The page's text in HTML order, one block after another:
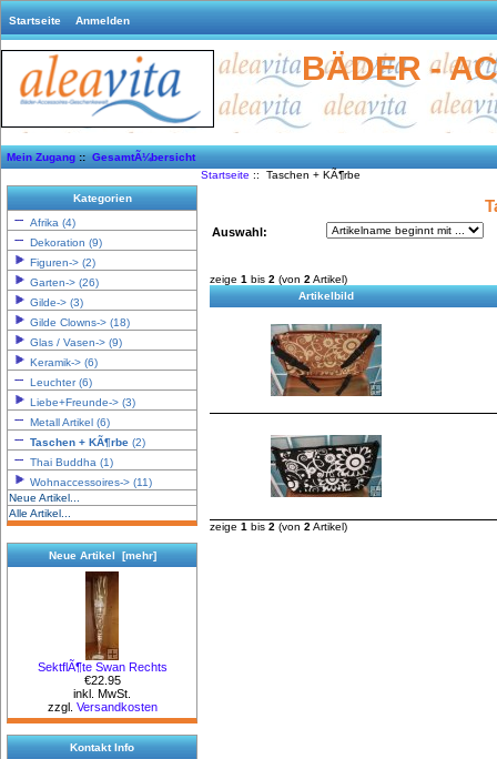
Startseite Anmelden
BÄDER -
Mein Zugang:: GesamtÃ¼bersicht
Kategorien
Afrika (4)
Dekoration (9)
Figuren-> (2)
Garten-> (26)
Gilde-> (3)
Gilde Clowns-> (18)
Glas / Vasen-> (9)
Keramik-> (6)
Leuchter (6)
Liebe+Freunde-> (3)
Metall Artikel (6)
Taschen + KÃ¶rbe (2)
Thai Buddha (1)
Wohnaccessoires-> (11)
Neue Artikel...
Alle Artikel...
Neue Artikel [mehr]
SektflÃ¶te Swan Rechts
€22.95
inkl. MwSt.
zzgl. Versandkosten
Kontakt Info
Startseite :: Taschen + KÃ¶rbe
Auswahl:
zeige 1 bis 2 (von 2 Artikel)
Artikelbild
zeige 1 bis 2 (von 2 Artikel)